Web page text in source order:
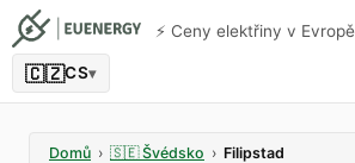
⚡️ Ceny elektřiny v Evropě
🇨🇿CS▾
Domů › 🇸🇪 Švédsko › Filipstad